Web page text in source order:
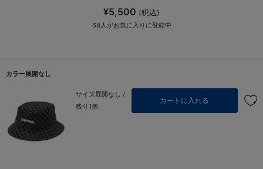
¥5,500 (税込)
68 人がお気に入りに登録中
カラー展開なし
サイズ展開なし /
残り1個
カートに入れる